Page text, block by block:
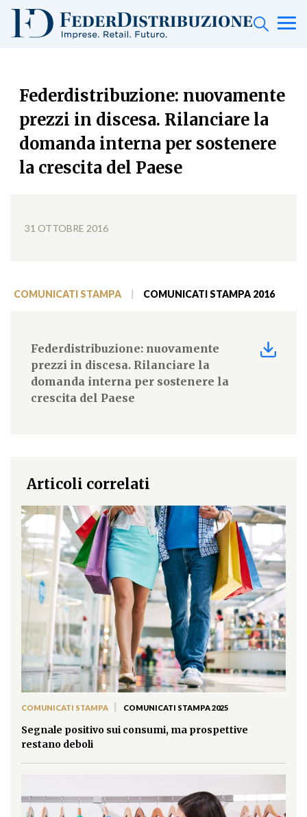
Federdistribuzione: nuovamente
prezzi in discesa. Rilanciare la
domanda interna per sostenere
la crescita del Paese
31 OTTOBRE 2016
COMUNICATI STAMPA COMUNICATI STAMPA 2016
Federdistribuzione: nuovamente
prezzi in discesa. Rilanciare la
domanda interna per sostenere la
crescita del Paese
Articoli correlati
COMUNICATI STAMPA COMUNICATI STAMPA 2025
Segnale positivo sui consumi, ma prospettive
restano deboli